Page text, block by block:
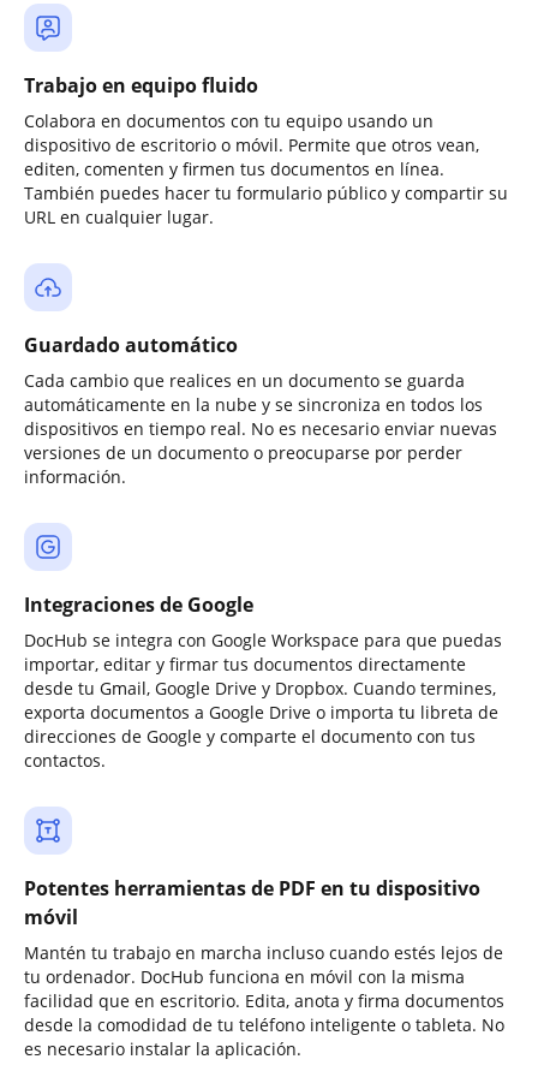
Trabajo en equipo fluido
Colabora en documentos con tu equipo usando un
dispositivo de escritorio o móvil. Permite que otros vean,
editen, comenten y firmen tus documentos en línea.
También puedes hacer tu formulario público y compartir su
URL en cualquier lugar.
Guardado automático
Cada cambio que realices en un documento se guarda
automáticamente en la nube y se sincroniza en todos los
dispositivos en tiempo real. No es necesario enviar nuevas
versiones de un documento o preocuparse por perder
información.
Integraciones de Google
DocHub se integra con Google Workspace para que puedas
importar, editar y firmar tus documentos directamente
desde tu Gmail, Google Drive y Dropbox. Cuando termines,
exporta documentos a Google Drive o importa tu libreta de
direcciones de Google y comparte el documento con tus
contactos.
Potentes herramientas de PDF en tu dispositivo
móvil
Mantén tu trabajo en marcha incluso cuando estés lejos de
tu ordenador. DocHub funciona en móvil con la misma
facilidad que en escritorio. Edita, anota y firma documentos
desde la comodidad de tu teléfono inteligente o tableta. No
es necesario instalar la aplicación.